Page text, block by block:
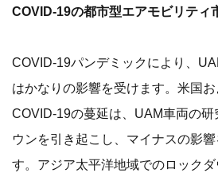
COVID-19の都市型エアモビリティ
COVID-19パンデミックにより、
はかなりの影響を受けます。米国
COVID-19の蔓延は、UAM車両の
ウンを引き起こし、マイナスの影
す。アジア太平洋地域でのロック